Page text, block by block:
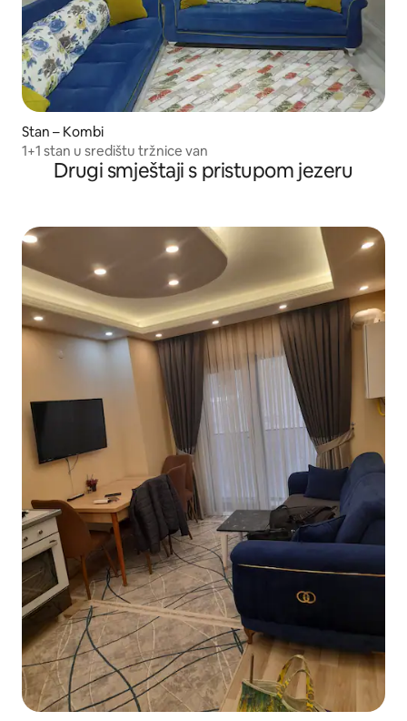
Stan – Kombi
1+1 stan u središtu tržnice van
Drugi smještaji s pristupom jezeru